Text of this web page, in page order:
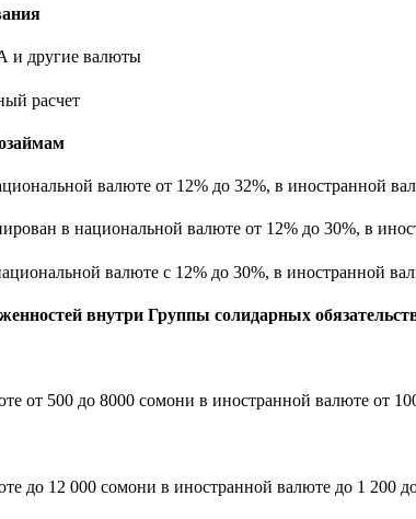
другие валюты
расчет
валюте от 12% до 32%, в иностранной
в национальной валюте от 12% до 30%, в
валюте с 12% до 30%, в иностранной
внутри Группы солидарных
от 500 до 8000 сомони в иностранной валюте от
до 12 000 сомони в иностранной валюте до 1 200